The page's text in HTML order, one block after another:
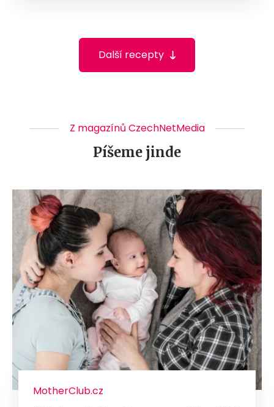
Další recepty
Z magazínů CzechNetMedia
Píšeme jinde
MotherClub.cz